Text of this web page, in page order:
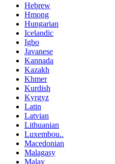
Hebrew
Hmong
Hungarian
Icelandic
Igbo
Javanese
Kannada
Kazakh
Khmer
Kurdish
Kyrgyz
Latin
Latvian
Lithuanian
Luxembou..
Macedonian
Malagasy
Malay